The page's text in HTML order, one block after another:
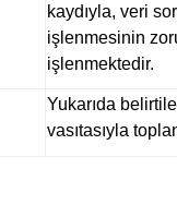
kaydıyla, veri
işlenmesinin
işlenmektedir.
Yukarıda
vasıtasıyla